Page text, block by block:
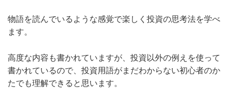
物語を読んでいるような感覚で楽しく投資の思考法を学べ
ます。
高度な内容も書かれていますが、投資以外の例えを使って
書かれているので、投資用語がまだわからない初心者のか
たでも理解できると思います。